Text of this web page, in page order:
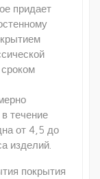
придает
течение
от 4,5 до
изделий.
покрытия